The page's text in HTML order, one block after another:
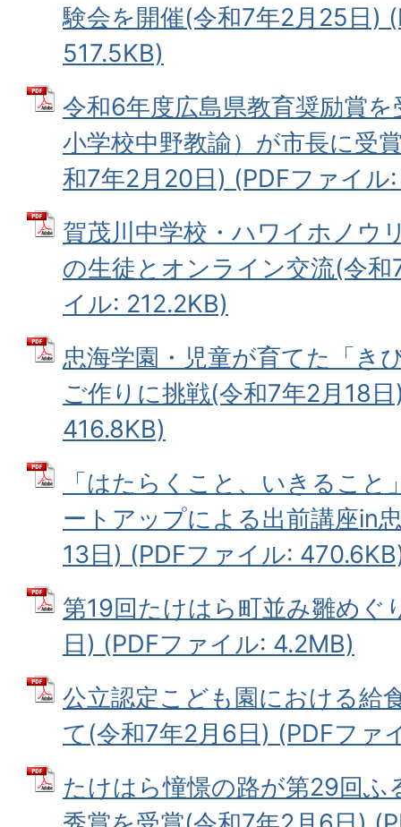
験会を開催(令和7年2月25日)
517.5KB)
令和6年度広島県教育奨励賞
小学校中野教諭）が市長に受
和7年2月20日) (PDFファイル
賀茂川中学校・ハワイホノウ
の生徒とオンライン交流(令
イル: 212.2KB)
忠海学園・児童が育てた「き
ご作りに挑戦(令和7年2月18
416.8KB)
「はたらくこと、いきるこ
ートアップによる出前講座in
13日) (PDFファイル:
第19回たけはら町並み雛めぐ
日) (PDFファイル: 4.2MB)
公立認定こども園における給
て(令和7年2月6日) (PDFファ
たけはら憧憬の路が第29回ふ